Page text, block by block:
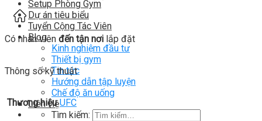
Setup Phòng Gym
Dự án tiêu biểu
Tuyển Cộng Tác Viên
Blog
Kinh nghiệm đầu tư
Thiết bị gym
Tin tức
Hướng dẫn tập luyện
Chế độ ăn uống
Liên Hệ
Tìm kiếm:
Có nhân viên đến tận nơi lắp đặt
Thông số kỹ thuật
Thương hiệu UFC